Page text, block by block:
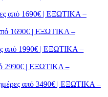
από 1690€ | ΕΞΩΤΙΚΑ –
1690€ | ΕΞΩΤΙΚΑ –
από 1990€ | ΕΞΩΤΙΚΑ –
2990€ | ΕΞΩΤΙΚΑ –
από 3490€ | ΕΞΩΤΙΚΑ –